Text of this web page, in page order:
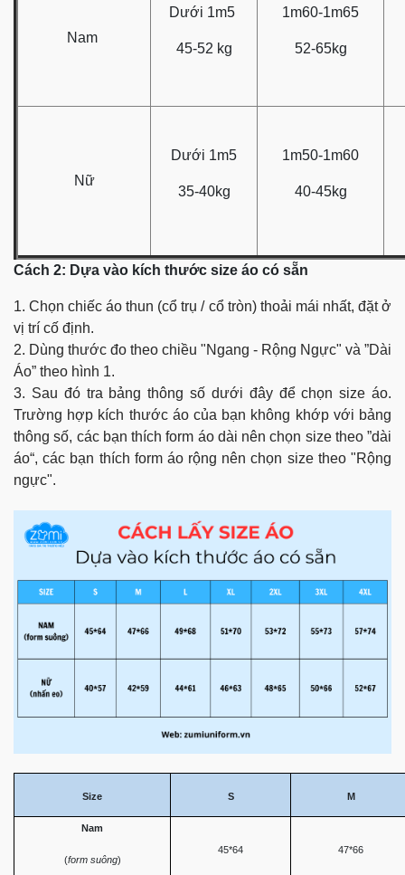
Nam
Dưới 1m5
45-52 kg
1m60-1m65
52-65kg
Nữ
Dưới 1m5
35-40kg
1m50-1m60
40-45kg
Cách 2: Dựa vào kích thước size áo có sẵn
1. Chọn chiếc áo thun (cổ trụ / cổ tròn) thoải mái nhất, đặt ở
vị trí cố định.
2. Dùng thước đo theo chiều "Ngang - Rộng Ngực" và ”Dài
Áo” theo hình 1.
3. Sau đó tra bảng thông số dưới đây để chọn size áo.
Trường hợp kích thước áo của bạn không khớp với bảng
thông số, các bạn thích form áo dài nên chọn size theo ”dài
áo“, các bạn thích form áo rộng nên chọn size theo "Rộng
ngực".
Size S M
Nam
45*64
47*66
(form suông)